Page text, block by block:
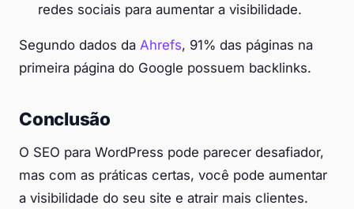
redes sociais para aumentar a visibilidade.
Segundo dados da Ahrefs, 91% das páginas na
primeira página do Google possuem backlinks.
Conclusão
O SEO para WordPress pode parecer desafiador,
mas com as práticas certas, você pode aumentar
a visibilidade do seu site e atrair mais clientes.